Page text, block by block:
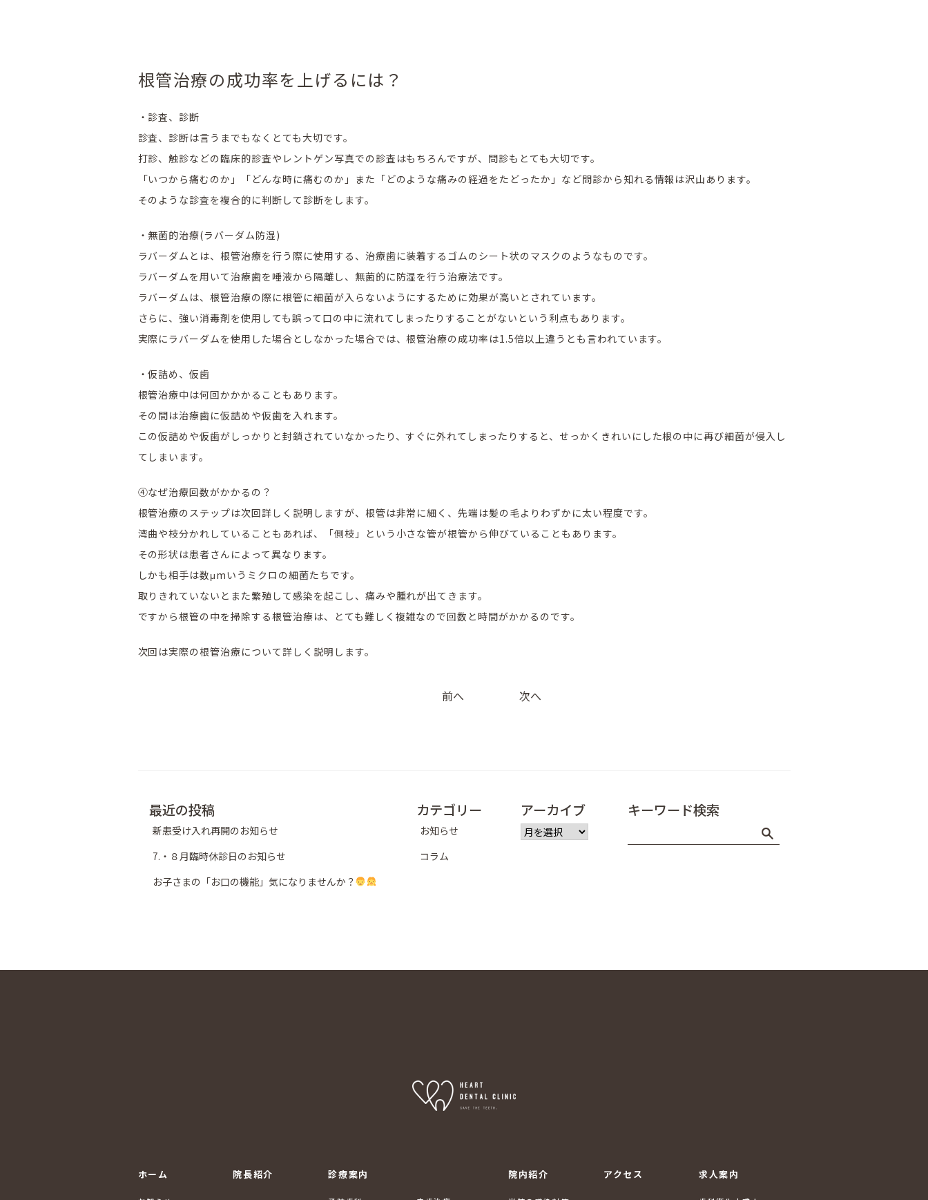
根管治療の成功率を上げるには？
・診査、診断
診査、診断は言うまでもなくとても大切です。
打診、触診などの臨床的診査やレントゲン写真での診査はもちろんですが、問診もとても大切です。
「いつから痛むのか」「どんな時に痛むのか」また「どのような痛みの経過をたどったか」など問診から知れる情報は沢山あります。
そのような診査を複合的に判断して診断をします。
・無菌的治療(ラバーダム防湿)
ラバーダムとは、根管治療を行う際に使用する、治療歯に装着するゴムのシート状のマスクのようなものです。
ラバーダムを用いて治療歯を唾液から隔離し、無菌的に防湿を行う治療法です。
ラバーダムは、根管治療の際に根管に細菌が入らないようにするために効果が高いとされています。
さらに、強い消毒剤を使用しても誤って口の中に流れてしまったりすることがないという利点もあります。
実際にラバーダムを使用した場合としなかった場合では、根管治療の成功率は1.5倍以上違うとも言われています。
・仮詰め、仮歯
根管治療中は何回かかかることもあります。
その間は治療歯に仮詰めや仮歯を入れます。
この仮詰めや仮歯がしっかりと封鎖されていなかったり、すぐに外れてしまったりすると、せっかくきれいにした根の中に再び細菌が侵入し
てしまいます。
④なぜ治療回数がかかるの？
根管治療のステップは次回詳しく説明しますが、根管は非常に細く、先端は髪の毛よりわずかに太い程度です。
湾曲や枝分かれしていることもあれば、「側枝」という小さな管が根管から伸びていることもあります。
その形状は患者さんによって異なります。
しかも相手は数μmいうミクロの細菌たちです。
取りきれていないとまた繁殖して感染を起こし、痛みや腫れが出てきます。
ですから根管の中を掃除する根管治療は、とても難しく複雑なので回数と時間がかかるのです。
次回は実際の根管治療について詳しく説明します。
ー
前へ 次へ
最近の投稿
新患受け入れ再開のお知らせ
7.・８月臨時休診日のお知らせ
お子さまの「お口の機能」気になりませんか？
カテゴリー
お知らせ
コラム
アーカイブ
ア
ー
キーワード検索
ホーム 院長紹介 診療案内 院内紹介 アクセス 求人案内